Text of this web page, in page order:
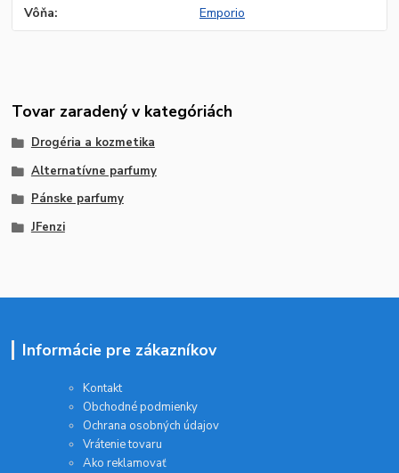
Vôňa Emporio
Tovar zaradený v kategóriách
Drogéria a kozmetika
Alternatívne parfumy
Pánske parfumy
JFenzi
Informácie pre zákazníkov
Kontakt
Obchodné podmienky
Ochrana osobných údajov
Vrátenie tovaru
Ako reklamovať